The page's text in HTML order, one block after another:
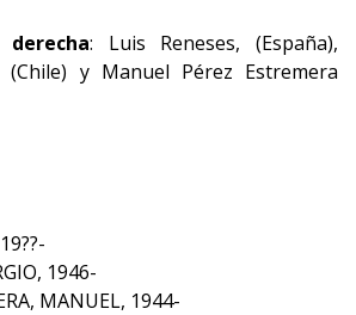
: Luis Reneses, (España),
(Chile) y Manuel Pérez Estremera
1946-
MANUEL, 1944-